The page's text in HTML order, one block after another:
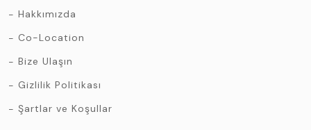
Hakkımızda
Co-Location
Bize Ulaşın
Gizlilik Politikası
Şartlar ve Koşullar